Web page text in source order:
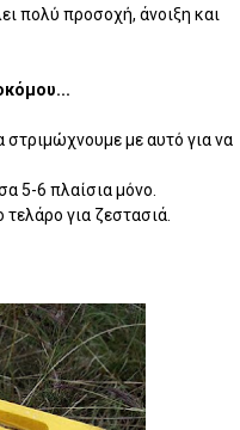
πολύ προσοχή, άνοιξη και
στριμώχνουμε με αυτό για να
5-6 πλαίσια μόνο.
για ζεστασιά.